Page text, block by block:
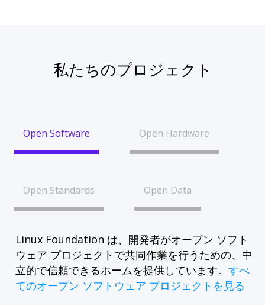
私たちのプロジェクト
Open Software Open Hardware
Open Standards Open Data
Linux Foundation は、開発者がオープン ソフト
ウェア プロジェクトで共同作業を行うための、中
立的で信頼できるホームを提供しています。 すべ
てのオープン ソフトウェア プロジェクトを見る